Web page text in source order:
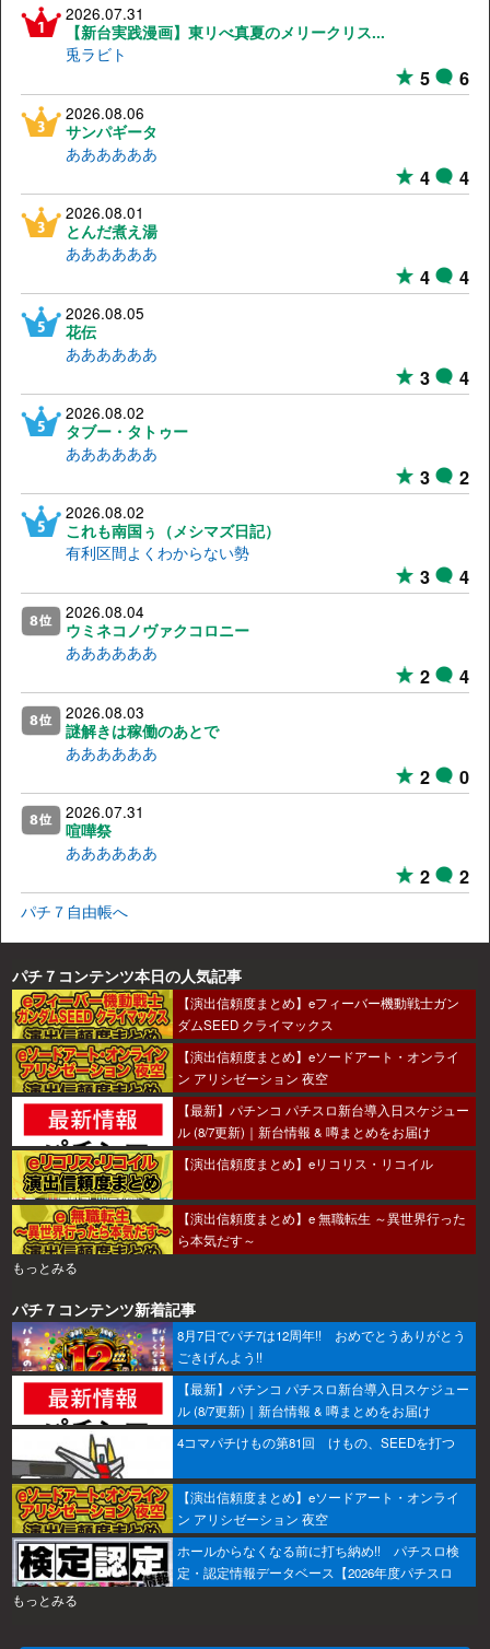
2026.07.31
【新台実践漫画】東リべ真夏のメリークリス...
兎ラビト
5 6
2026.08.06
サンパギータ
ああああああ
4 4
2026.08.01
とんだ煮え湯
ああああああ
4 4
2026.08.05
花伝
ああああああ
3 4
2026.08.02
タブー・タトゥー
ああああああ
3 2
2026.08.02
これも南国ぅ（メシマズ日記）
有利区間よくわからない勢
3 4
2026.08.04
ウミネコノヴァクコロニー
ああああああ
2 4
2026.08.03
謎解きは稼働のあとで
ああああああ
2 0
2026.07.31
喧嘩祭
ああああああ
2 2
パチ７自由帳へ
パチ７コンテンツ本日の人気記事
【演出信頼度まとめ】eフィーバー機動戦士ガン
ダムSEED クライマックス
【演出信頼度まとめ】eソードアート・オンライ
ン アリシゼーション 夜空
【最新】パチンコ パチスロ新台導入日スケジュー
ル (8/7更新)｜新台情報 & 噂まとめをお届け
【演出信頼度まとめ】eリコリス・リコイル
【演出信頼度まとめ】e 無職転生 ～異世界行った
ら本気だす～
もっとみる
パチ７コンテンツ新着記事
8月7日でパチ7は12周年!! おめでとうありがとう
ごきげんよう!!
【最新】パチンコ パチスロ新台導入日スケジュー
ル (8/7更新)｜新台情報 & 噂まとめをお届け
4コマパチけもの第81回 けもの、SEEDを打つ
【演出信頼度まとめ】eソードアート・オンライ
ン アリシゼーション 夜空
ホールからなくなる前に打ち納め!! パチスロ検
定・認定情報データベース【2026年度パチスロ
もっとみる